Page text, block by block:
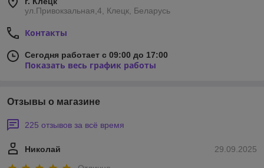
ул.Привокзальная,4, Клецк, Беларусь
Контакты
Сегодня работает с 09:00 до 17:00
Показать весь график работы
Отзывы о магазине
225 отзывов за всё время
29.09.2025
Николай